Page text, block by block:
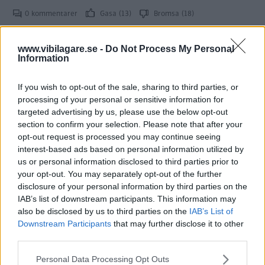
www.vibilagare.se - Do Not Process My Personal
Information
If you wish to opt-out of the sale, sharing to third parties, or
processing of your personal or sensitive information for
targeted advertising by us, please use the below opt-out
section to confirm your selection. Please note that after your
opt-out request is processed you may continue seeing
interest-based ads based on personal information utilized by
us or personal information disclosed to third parties prior to
your opt-out. You may separately opt-out of the further
disclosure of your personal information by third parties on the
IAB’s list of downstream participants. This information may
also be disclosed by us to third parties on the IAB’s List of
Downstream Participants that may further disclose it to other
Please note that this website/app uses one or more Google
Personal Data Processing Opt Outs
0 kommentarer Gasa (13) Bromsa (18)
Rosttest: Suzuki Alto (2000)
0 kommentarer Gasa (6) Bromsa (9)
Tester: De senaste vi kört